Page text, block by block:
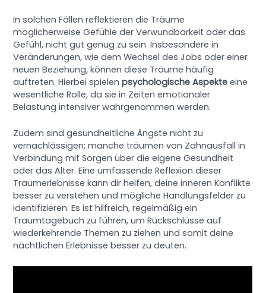
In solchen Fällen reflektieren die Träume
möglicherweise Gefühle der Verwundbarkeit oder das
Gefühl, nicht gut genug zu sein. Insbesondere in
Veränderungen, wie dem Wechsel des Jobs oder einer
neuen Beziehung, können diese Träume häufig
auftreten. Hierbei spielenpsychologische Aspekte eine
wesentliche Rolle, da sie in Zeiten emotionaler
Belastung intensiver wahrgenommen werden.
Zudem sind gesundheitliche Ängste nicht zu
vernachlässigen; manche träumen von Zahnausfall in
Verbindung mit Sorgen über die eigene Gesundheit
oder das Alter. Eine umfassende Reflexion dieser
Traumerlebnisse kann dir helfen, deine inneren Konflikte
besser zu verstehen und mögliche Handlungsfelder zu
identifizieren. Es ist hilfreich, regelmäßig ein
Traumtagebuch zu führen, um Rückschlüsse auf
wiederkehrende Themen zu ziehen und somit deine
nächtlichen Erlebnisse besser zu deuten.